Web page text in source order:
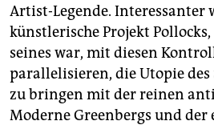
Artist-Legende. Interessanter
künstlerische Projekt
seines war, mit diesen
parallelisieren, die Utopie des
zu bringen mit der reinen
Moderne Greenbergs und der